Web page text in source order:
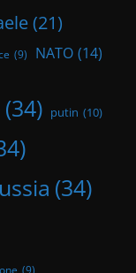
(21)
(9) NATO (14)
(34) putin (10)
(34)
(9)